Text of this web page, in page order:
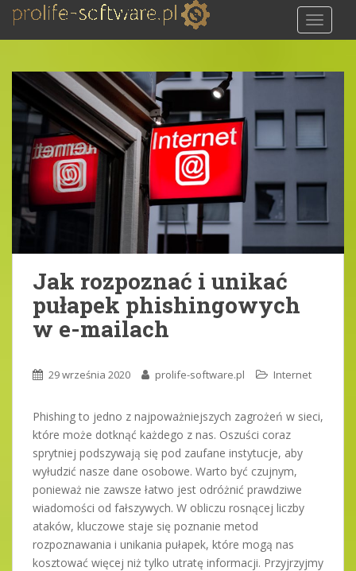
i
Jak rozpoznać i unikać
pułapek phishingowych
w e-mailach
29 września 2020 prolife-software.pl Internet
Phishing to jedno z najpoważniejszych zagrożeń w sieci,
które może dotknąć każdego z nas. Oszuści coraz
sprytniej podszywają się pod zaufane instytucje, aby
wyłudzić nasze dane osobowe. Warto być czujnym,
ponieważ nie zawsze łatwo jest odróżnić prawdziwe
wiadomości od fałszywych. W obliczu rosnącej liczby
ataków, kluczowe staje się poznanie metod
rozpoznawania i unikania pułapek, które mogą nas
kosztować więcej niż tylko utratę informacji. Przyjrzyjmy